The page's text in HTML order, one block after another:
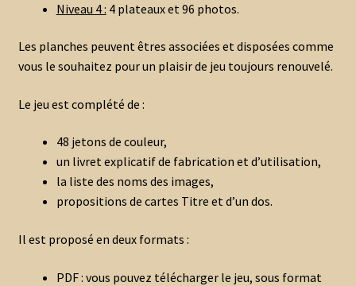
Niveau 4 : 4 plateaux et 96 photos.
Les planches peuvent êtres associées et disposées comme
vous le souhaitez pour un plaisir de jeu toujours renouvelé.
Le jeu est complété de :
48 jetons de couleur,
un livret explicatif de fabrication et d’utilisation,
la liste des noms des images,
propositions de cartes Titre et d’un dos.
Il est proposé en deux formats :
PDF : vous pouvez télécharger le jeu, sous format